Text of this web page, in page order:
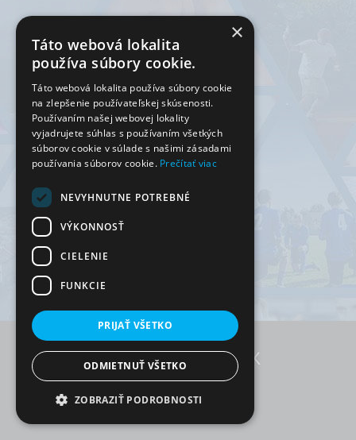
×
Táto webová lokalita
používa súbory cookie.
Táto webová lokalita používa súbory cookie
na zlepšenie používateľskej skúsenosti.
Používaním našej webovej lokality
vyjadrujete súhlas s používaním všetkých
súborov cookie v súlade s našimi zásadami
používania súborov cookie. Prečítať viac
NEVYHNUTNE POTREBNÉ
VÝKONNOSŤ
CIELENIE
FUNKCIE
PRIJAŤ VŠETKO
ODMIETNUŤ VŠETKO
ZOBRAZIŤ PODROBNOSTI